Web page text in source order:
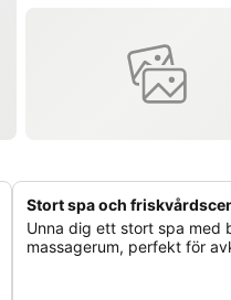
Stort spa och
Unna dig ett stort spa med
massagerum, perfekt för